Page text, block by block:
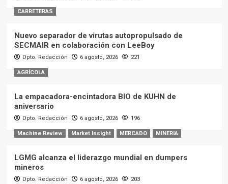
CARRETERAS
Nuevo separador de virutas autopropulsado de
SECMAIR en colaboración con LeeBoy
Dpto. Redacción 6 agosto, 2026 221
AGRÍCOLA
La empacadora-encintadora BIO de KUHN de
aniversario
Dpto. Redacción 6 agosto, 2026 196
Machine Review Market Insight MERCADO MINERIA
LGMG alcanza el liderazgo mundial en dumpers
mineros
Dpto. Redacción 6 agosto, 2026 203